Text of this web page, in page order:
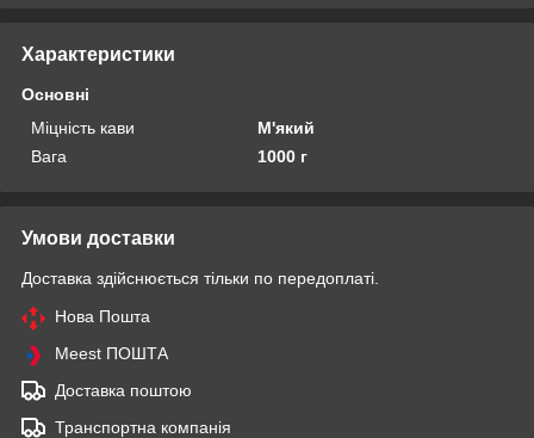
Характеристики
Основні
Міцність кави
М'який
Вага
1000 г
Умови доставки
Доставка здійснюється тільки по передоплаті.
Нова Пошта
Meest ПОШТА
Доставка поштою
Транспортна компанія